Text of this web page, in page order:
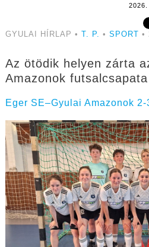
GYULAI HÍRLAP • T. P. • SPORT •
Az ötödik helyen zárta
Amazonok futsalcsapata
Eger SE–Gyulai Amazonok 2-